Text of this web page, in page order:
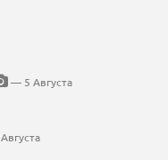
— 5 Августа